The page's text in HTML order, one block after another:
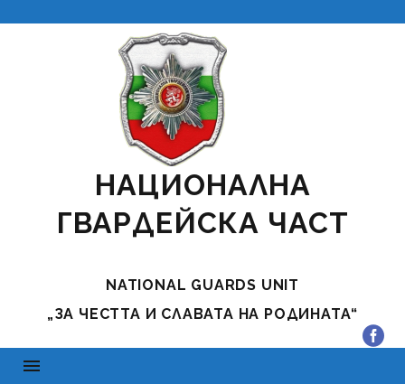
НАЦИОНАЛНА
ГВАРДЕЙСКА ЧАСТ
NATIONAL GUARDS UNIT
„ЗА ЧЕСТТА И СЛАВАТА НА РОДИНАТА“